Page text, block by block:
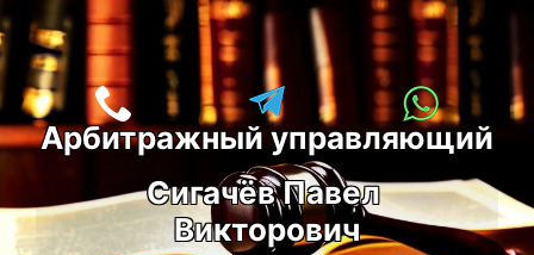
Перейти
к
содержимому
Арбитражный управляющий
Сигачёв Павел
Викторович